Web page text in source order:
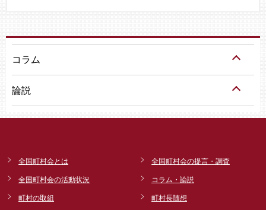
コラム
論説
全国町村会とは
全国町村会の活動状況
町村の取組
全国町村会の提言・調査
コラム・論説
町村長随想